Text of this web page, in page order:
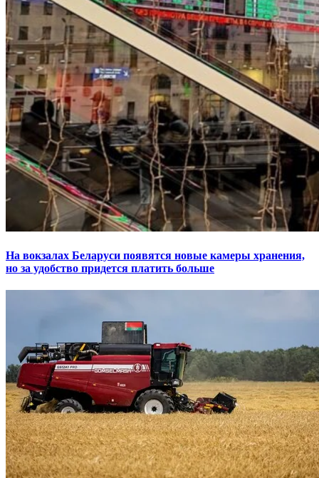
На вокзалах Беларуси появятся новые камеры хранения,
но за удобство придется платить больше